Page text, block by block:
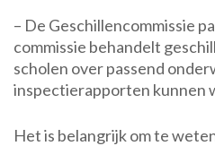
– De Geschillencommissie
commissie behandelt
scholen over passend
inspectierapporten kunnen
Het is belangrijk om te